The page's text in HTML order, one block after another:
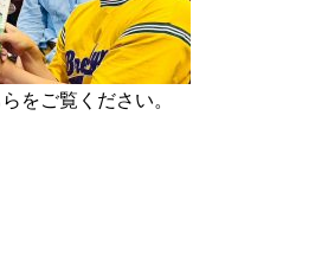
をご覧ください。